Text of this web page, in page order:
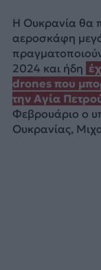
Η Ουκρανία θα
αεροσκάφη
2024 και ήδη
drones που
την Αγία
Φεβρουάριο ο
Ουκρανίας,